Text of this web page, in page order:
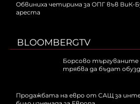
Обвиниха четирима за ОПГ във ВиК-
ареста
BLOOMBERGTV
Борсово търгуваните
трябва да бъдат
Продажбата на евро от САЩ за